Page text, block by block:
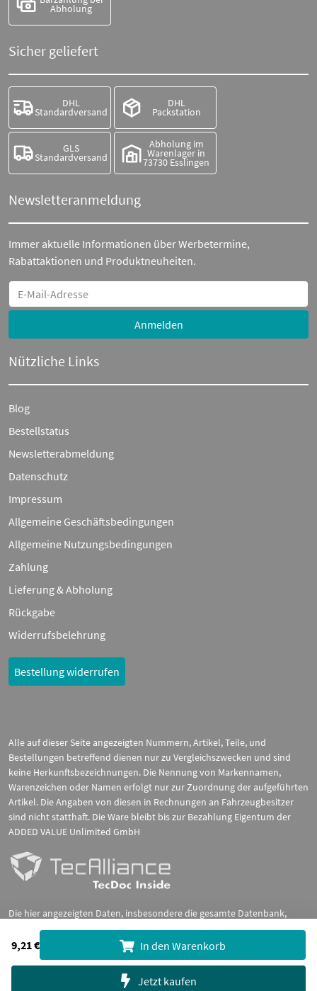
9,21 € In den Warenkorb
Jetzt kaufen
Abholung
Sicher geliefert
DHL
Standardversand
DHL
Packstation
GLS
Standardversand
Abholung im
Warenlager in
73730 Esslingen
Newsletteranmeldung
Immer aktuelle Informationen über Werbetermine,
Rabattaktionen und Produktneuheiten.
Anmelden
Nützliche Links
Blog
Bestellstatus
Newsletterabmeldung
Datenschutz
Impressum
Allgemeine Geschäftsbedingungen
Allgemeine Nutzungsbedingungen
Zahlung
Lieferung & Abholung
Rückgabe
Widerrufsbelehrung
Bestellung widerrufen
Alle auf dieser Seite angezeigten Nummern, Artikel, Teile, und
Bestellungen betreffend dienen nur zu Vergleichszwecken und sind
keine Herkunftsbezeichnungen. Die Nennung von Markennamen,
Warenzeichen oder Namen erfolgt nur zur Zuordnung der aufgeführten
Artikel. Die Angaben von diesen in Rechnungen an Fahrzeugbesitzer
sind nicht statthaft. Die Ware bleibt bis zur Bezahlung Eigentum der
ADDED VALUE Unlimited GmbH
Die hier angezeigten Daten, insbesondere die gesamte Datenbank,
dürfen nicht kopiert werden. Es ist zu unterlassen, die Daten oder die
gesamte Datenbank ohne vorherige Zustimmung TecDocs zu
vervielfältigen, zu verbreiten und/oder diese Handlungen durch Dritte
ausführen zu lassen. Ein Zuwiderhandeln stellt eine
Urheberrechtsverletzung dar und wird verfolgt.